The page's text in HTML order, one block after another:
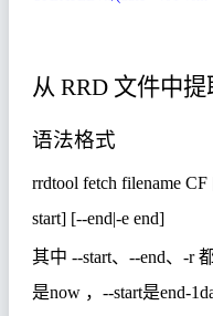
从 RRD 文件中提
语法格式
rrdtool fetch filename CF
start] [--end|-e end]
其中 --start、 --end、 -r
是now ， --start是end-